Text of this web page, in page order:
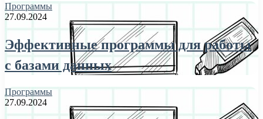
Программы
27.09.2024
Эффективные программы для работы
с базами данных
Программы
27.09.2024